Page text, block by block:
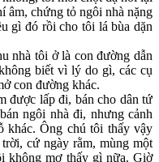
âm, chứng tỏ ngôi nhà nặng
gì đó rồi cho tôi lá bùa dặn
nhà tôi ở là con đường dẫn
biết vì lý do gì, các cụ
con đường khác.
được lấp đi, bán cho dân tứ
ngôi nhà đi, nhưng cảnh
khác. Ông chú tôi thấy vậy
cứ ngày rằm, mùng một
không mơ thấy gì nữa. Giờ